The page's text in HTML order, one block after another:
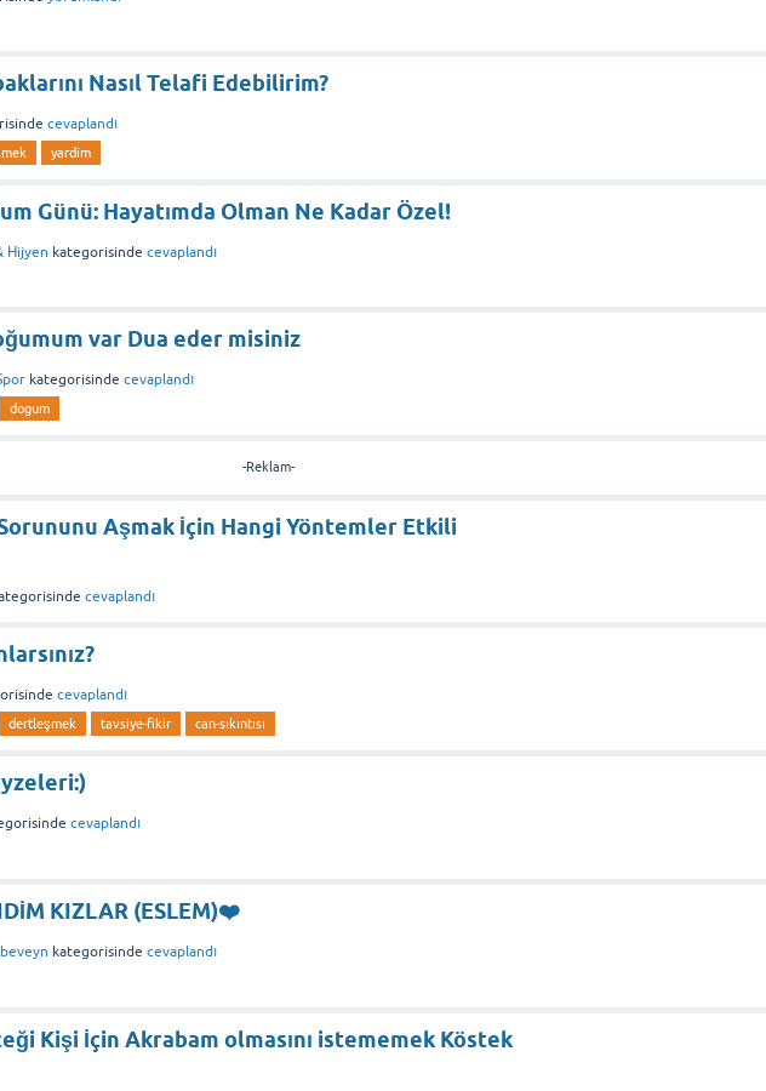
Nasıl Telafi Edebilirim?
cevaplandı
yardim
Günü: Hayatımda Olman Ne Kadar Özel!
Hijyen kategorisinde cevaplandı
var Dua eder misiniz
kategorisinde cevaplandı
dogum
-Reklam-
Aşmak İçin Hangi Yöntemler Etkili
cevaplandı
cevaplandı
dertleşmek tavsiye-fikir can-sıkıntısı
cevaplandı
KIZLAR (ESLEM)❤️
kategorisinde cevaplandı
Kişi İçin Akrabam olmasını istememek Köstek